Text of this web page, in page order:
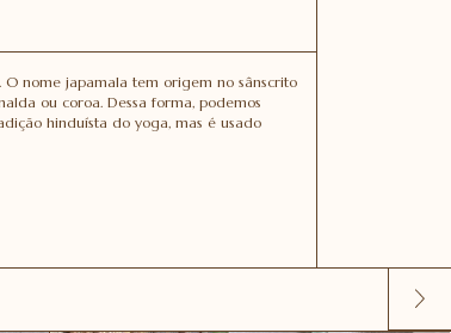
nome japamala tem origem no sânscrito
ou coroa. Dessa forma, podemos
hinduísta do yoga, mas é usado